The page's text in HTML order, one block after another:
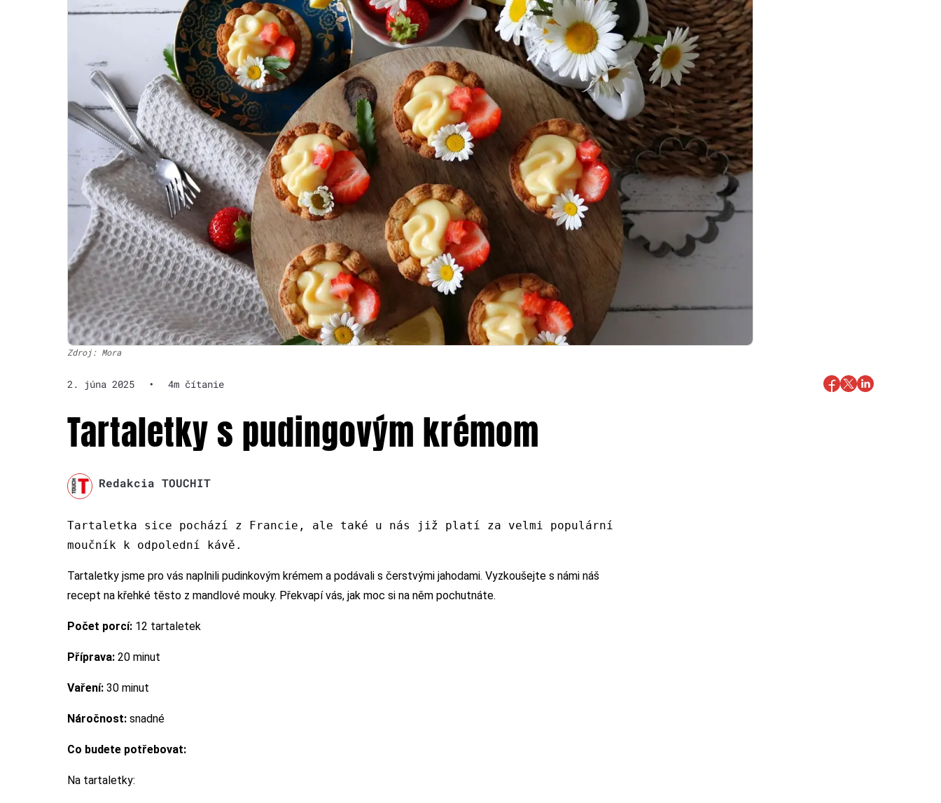
Zdroj: Mora
2. júna 2025 • 4m čítanie
Tartaletky s pudingovým krémom
Redakcia TOUCHIT
Tartaletka sice pochází z Francie, ale také u nás již platí za velmi populární
moučník k odpolední kávě.
Tartaletky jsme pro vás naplnili pudinkovým krémem a podávali s čerstvými jahodami. Vyzkoušejte s námi náš
recept na křehké těsto z mandlové mouky. Překvapí vás, jak moc si na něm pochutnáte.
Počet porcí: 12 tartaletek
Příprava: 20 minut
Vaření: 30 minut
Náročnost: snadné
Co budete potřebovat:
Na tartaletky: